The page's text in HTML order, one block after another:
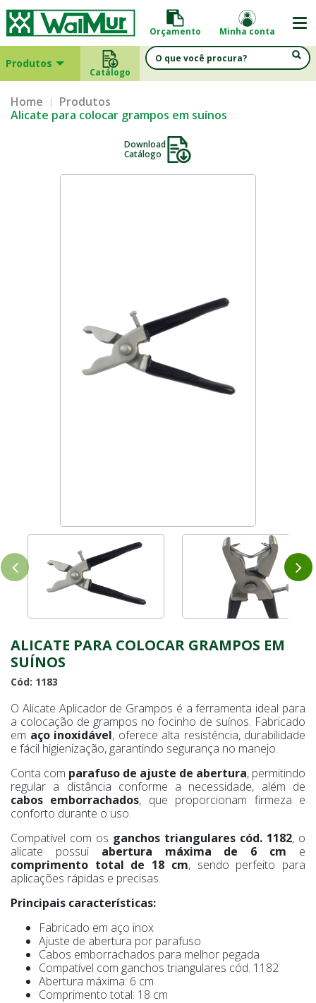
Orçamento Minha conta
Produtos
Catálogo
Home
Produtos
Alicate para colocar grampos em suínos
Download
Catálogo
ALICATE PARA COLOCAR GRAMPOS EM
SUÍNOS
Cód: 1183
O Alicate Aplicador de Grampos é a ferramenta ideal para
a colocação de grampos no focinho de suínos. Fabricado
em aço inoxidável, oferece alta resistência, durabilidade
e fácil higienização, garantindo segurança no manejo.
Conta com parafuso de ajuste de abertura, permitindo
regular a distância conforme a necessidade, além de
cabos emborrachados, que proporcionam firmeza e
conforto durante o uso.
Compatível com os ganchos triangulares cód. 1182, o
alicate possui abertura máxima de 6 cm e
comprimento total de 18 cm, sendo perfeito para
aplicações rápidas e precisas.
Principais características:
Fabricado em aço inox
Ajuste de abertura por parafuso
Cabos emborrachados para melhor pegada
Compatível com ganchos triangulares cód. 1182
Abertura máxima: 6 cm
Comprimento total: 18 cm